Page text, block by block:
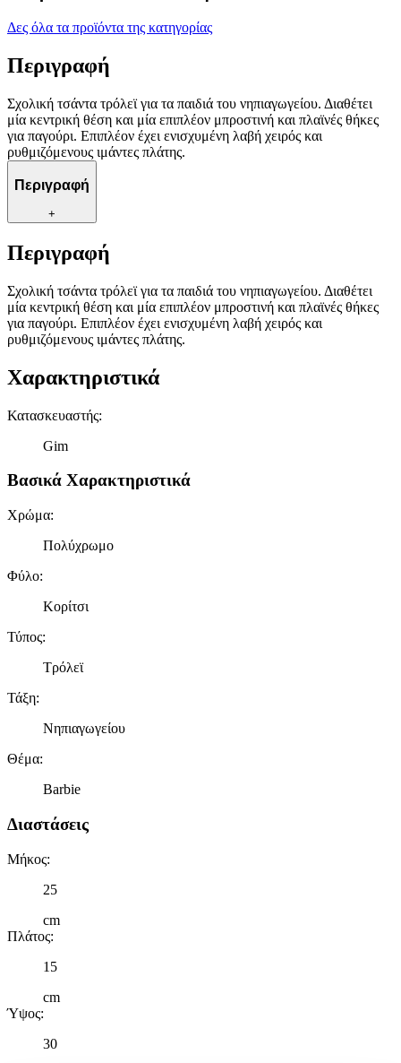
Δες όλα τα προϊόντα της κατηγορίας
Περιγραφή
Σχολική τσάντα τρόλεϊ για τα παιδιά του νηπιαγωγείου. Διαθέτει
μία κεντρική θέση και μία επιπλέον μπροστινή και πλαϊνές θήκες
για παγούρι. Επιπλέον έχει ενισχυμένη λαβή χειρός και
ρυθμιζόμενους ιμάντες πλάτης.
Περιγραφή
+
Περιγραφή
Σχολική τσάντα τρόλεϊ για τα παιδιά του νηπιαγωγείου. Διαθέτει
μία κεντρική θέση και μία επιπλέον μπροστινή και πλαϊνές θήκες
για παγούρι. Επιπλέον έχει ενισχυμένη λαβή χειρός και
ρυθμιζόμενους ιμάντες πλάτης.
Χαρακτηριστικά
Κατασκευαστής:
Gim
Βασικά Χαρακτηριστικά
Χρώμα:
Πολύχρωμο
Φύλο:
Κορίτσι
Τύπος:
Τρόλεϊ
Τάξη:
Νηπιαγωγείου
Θέμα:
Barbie
Διαστάσεις
Μήκος:
25
cm
Πλάτος:
15
cm
Ύψος:
30